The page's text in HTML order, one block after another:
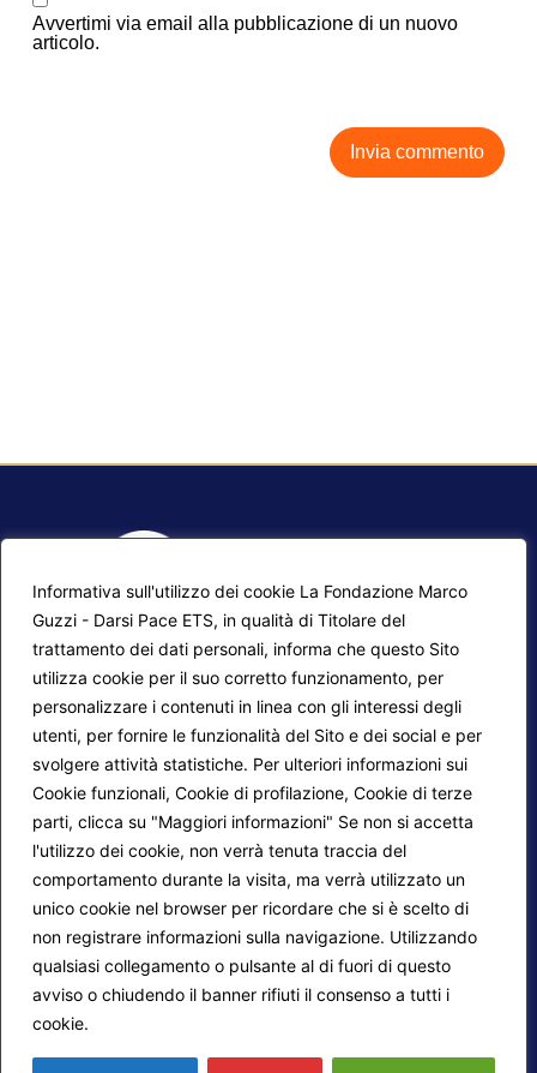
Informativa sull'utilizzo dei cookie La Fondazione Marco
Guzzi - Darsi Pace ETS, in qualità di Titolare del
trattamento dei dati personali, informa che questo Sito
utilizza cookie per il suo corretto funzionamento, per
personalizzare i contenuti in linea con gli interessi degli
utenti, per fornire le funzionalità del Sito e dei social e per
svolgere attività statistiche. Per ulteriori informazioni sui
Cookie funzionali, Cookie di profilazione, Cookie di terze
parti, clicca su "Maggiori informazioni" Se non si accetta
l'utilizzo dei cookie, non verrà tenuta traccia del
comportamento durante la visita, ma verrà utilizzato un
unico cookie nel browser per ricordare che si è scelto di
non registrare informazioni sulla navigazione. Utilizzando
qualsiasi collegamento o pulsante al di fuori di questo
avviso o chiudendo il banner rifiuti il consenso a tutti i
cookie.
Avvertimi via email alla pubblicazione di un nuovo
articolo.
Mappa del sito
Progetti Darsi Pace
Login redattori
Calendario corsi
Privacy Policy
Cookie Policy
Seguici su: